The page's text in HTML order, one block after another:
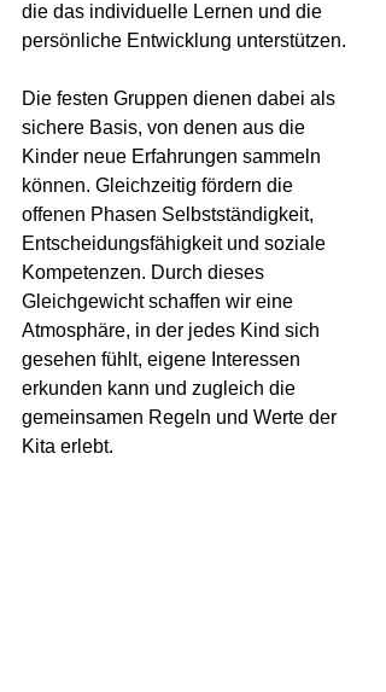
die das individuelle Lernen und die
persönliche Entwicklung unterstützen.
Die festen Gruppen dienen dabei als
sichere Basis, von denen aus die
Kinder neue Erfahrungen sammeln
können. Gleichzeitig fördern die
offenen Phasen Selbstständigkeit,
Entscheidungsfähigkeit und soziale
Kompetenzen. Durch dieses
Gleichgewicht schaffen wir eine
Atmosphäre, in der jedes Kind sich
gesehen fühlt, eigene Interessen
erkunden kann und zugleich die
gemeinsamen Regeln und Werte der
Kita erlebt.